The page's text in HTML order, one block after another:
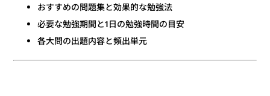
おすすめの問題集と効果的な勉強法
必要な勉強期間と1日の勉強時間の目安
各大問の出題内容と頻出単元